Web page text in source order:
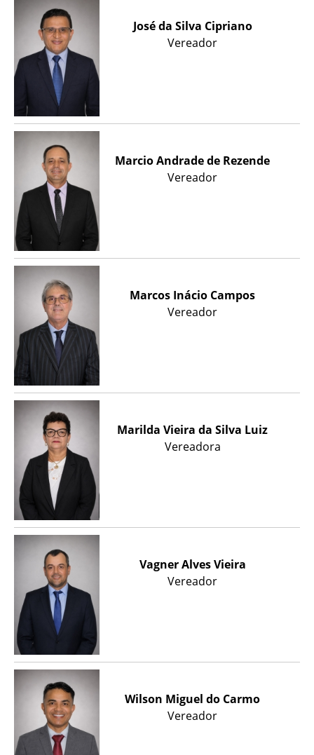
José da Silva Cipriano
Vereador
Marcio Andrade de Rezende
Vereador
Marcos Inácio Campos
Vereador
Marilda Vieira da Silva Luiz
Vereadora
Vagner Alves Vieira
Vereador
Wilson Miguel do Carmo
Vereador